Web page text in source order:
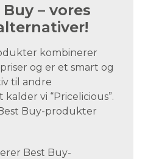
– vores
kombinerer
og er et smart og
til andre
vi “Pricelicious”.
Buy-produkter
Best Buy-